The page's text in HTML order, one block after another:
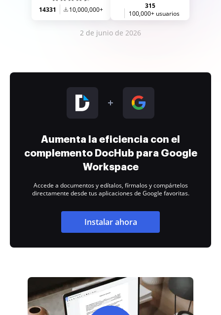
14331 10,000,000+
315
100,000+ usuarios
2 de junio de 2026
Aumenta la eficiencia con el
complemento DocHub para Google
Workspace
Accede a documentos y edítalos, fírmalos y compártelos
directamente desde tus aplicaciones de Google favoritas.
Instalar ahora